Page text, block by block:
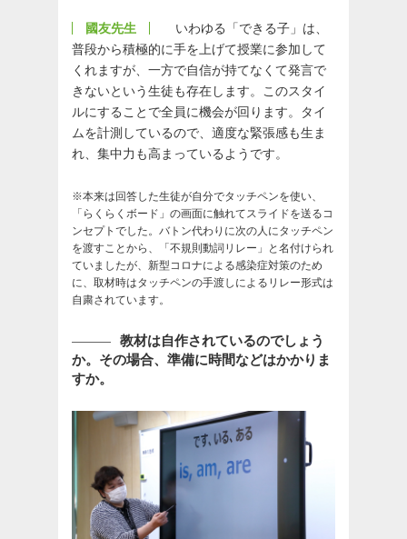
國友先生
いわゆる「できる子」は、
普段から積極的に手を上げて授業に参加して
くれますが、一方で自信が持てなくて発言で
きないという生徒も存在します。このスタイ
ルにすることで全員に機会が回ります。タイ
ムを計測しているので、適度な緊張感も生ま
れ、集中力も高まっているようです。
※本来は回答した生徒が自分でタッチペンを使い、
「らくらくボード」の画面に触れてスライドを送るコ
ンセプトでした。バトン代わりに次の人にタッチペン
を渡すことから、「不規則動詞リレー」と名付けられ
ていましたが、新型コロナによる感染症対策のため
に、取材時はタッチペンの手渡しによるリレー形式は
自粛されています。
教材は自作されているのでしょう
か。その場合、準備に時間などはかかりま
すか。